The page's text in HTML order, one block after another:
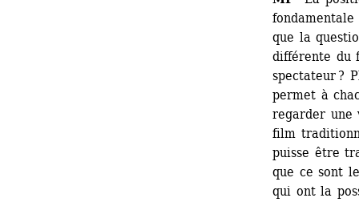
que la
différente du
spectateur ?
permet à
regarder une
film
puisse être
que ce sont
qui ont la